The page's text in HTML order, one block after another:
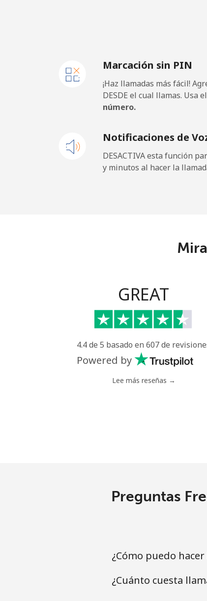
Línea fija
Celular
Línea fija
Celular
Línea fija
Celular
Italy
Línea fija
Marcación sin PIN
¡Haz llamadas más fácil!
DESDE el cual llamas. Usa
número.
Notificaciones de
DESACTIVA esta función
y minutos al hacer la
GREAT
4.4 de 5 basado en 607 de
Powered by
Lee más reseñas →
Preguntas
¿Cómo puedo
¿Cuánto cuesta